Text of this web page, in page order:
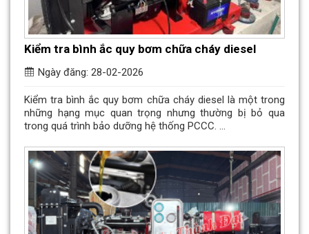
Kiểm tra bình ắc quy bơm chữa cháy diesel
Ngày đăng: 28-02-2026
Kiểm tra bình ắc quy bơm chữa cháy diesel là một trong
những hạng mục quan trọng nhưng thường bị bỏ qua
trong quá trình bảo dưỡng hệ thống PCCC. ...